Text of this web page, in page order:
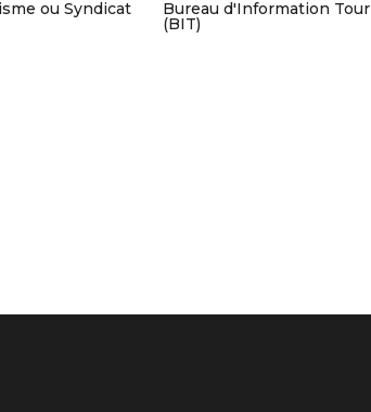
ou Syndicat Bureau d'Information
(BIT)